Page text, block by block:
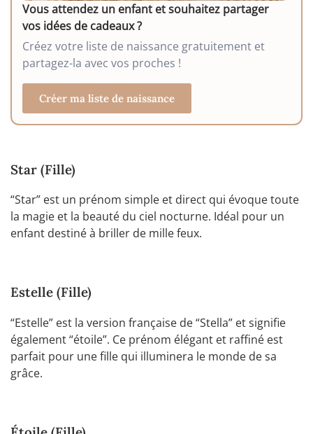
Vous attendez un enfant et souhaitez partager
vos idées de cadeaux ?
Créez votre liste de naissance gratuitement et
partagez-la avec vos proches !
Créer ma liste de naissance
Star (Fille)
“Star” est un prénom simple et direct qui évoque toute
la magie et la beauté du ciel nocturne. Idéal pour un
enfant destiné à briller de mille feux.
Estelle (Fille)
“Estelle” est la version française de “Stella” et signifie
également “étoile”. Ce prénom élégant et raffiné est
parfait pour une fille qui illuminera le monde de sa
grâce.